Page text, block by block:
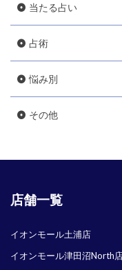
当たる占い
占術
悩み別
その他
店舗一覧
イオンモール土浦店
イオンモール津田沼North